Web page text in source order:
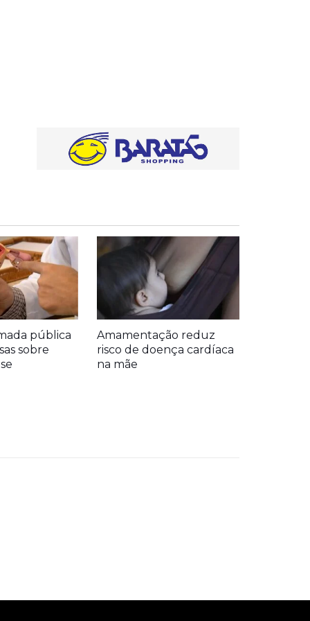
pública
sobre
Amamentação reduz
risco de doença cardíaca
na mãe